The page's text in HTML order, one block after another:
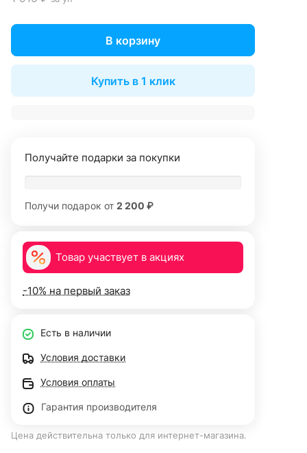
В корзину
Купить в 1 клик
Получайте подарки за покупки
Получи подарок от 2 200 ₽
Товар участвует в акциях
-10% на первый заказ
Есть в наличии
Условия доставки
Условия оплаты
Гарантия производителя
Цена действительна только для интернет-магазина.